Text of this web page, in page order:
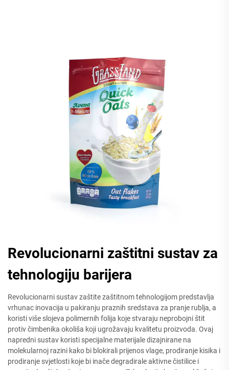
Revolucionarni zaštitni sustav za
tehnologiju barijera
Revolucionarni sustav zaštite zaštitnom tehnologijom predstavlja
vrhunac inovacija u pakiranju praznih sredstava za pranje rublja, a
koristi više slojeva polimernih folija koje stvaraju neprobojni štit
protiv čimbenika okoliša koji ugrožavaju kvalitetu proizvoda. Ovaj
napredni sustav koristi specijalne materijale dizajnirane na
molekularnoj razini kako bi blokirali prijenos vlage, prodiranje kisika i
prodiranje svjetlosti koje bi inače degradirale aktivne čistilice i